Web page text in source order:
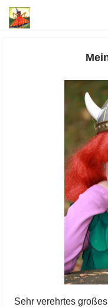
Sehr verehrtes